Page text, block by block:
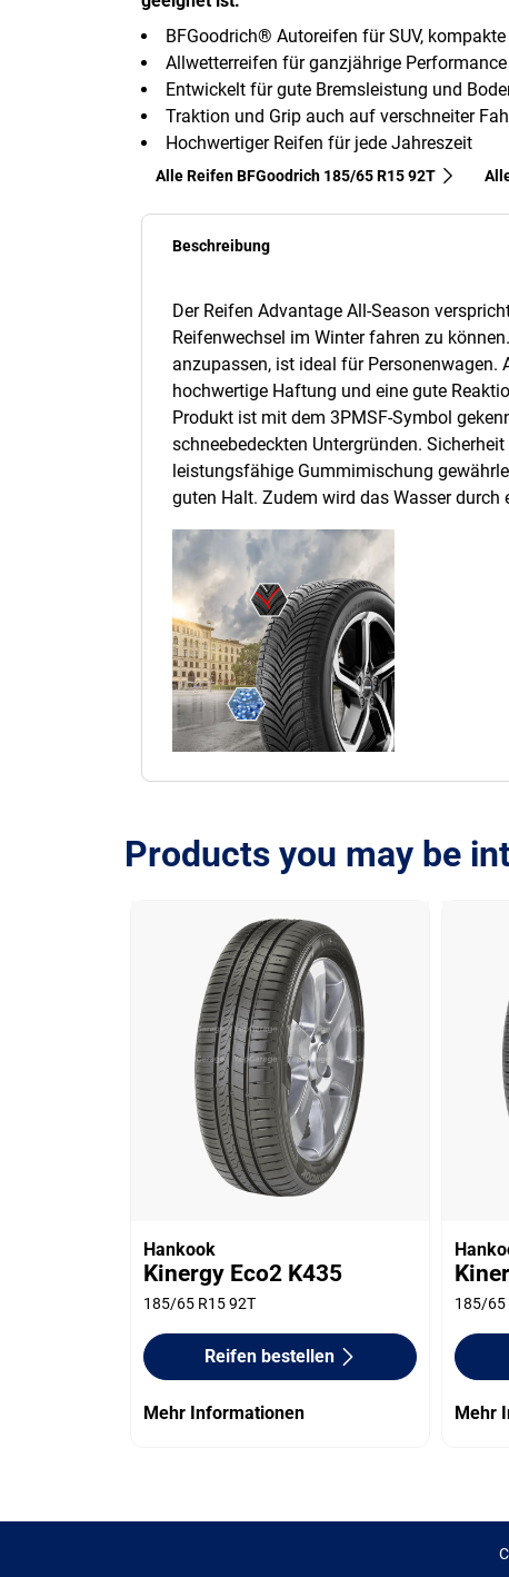
BFGoodrich® Autoreifen für SUV,
Allwetterreifen für ganzjährige
Entwickelt für gute Bremsleistung und
Traktion und Grip auch auf verschneiter
Hochwertiger Reifen für jede Jahreszeit
Alle Reifen BFGoodrich 185/65 R15 92T
Beschreibung
Der Reifen Advantage All-Season
Reifenwechsel im Winter fahren zu
anzupassen, ist ideal für Personenwagen.
hochwertige Haftung und eine gute
Produkt ist mit dem 3PMSF-Symbol
schneebedeckten Untergründen.
leistungsfähige Gummimischung
guten Halt. Zudem wird das Wasser durch
Products you may be
Hankook
Kinergy Eco2 K435
185/65 R15 92T
Reifen bestellen
Mehr Informationen
185/65
Mehr